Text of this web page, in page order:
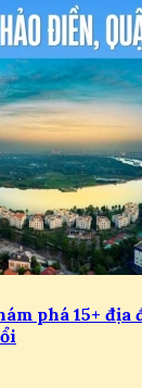
phá 15+